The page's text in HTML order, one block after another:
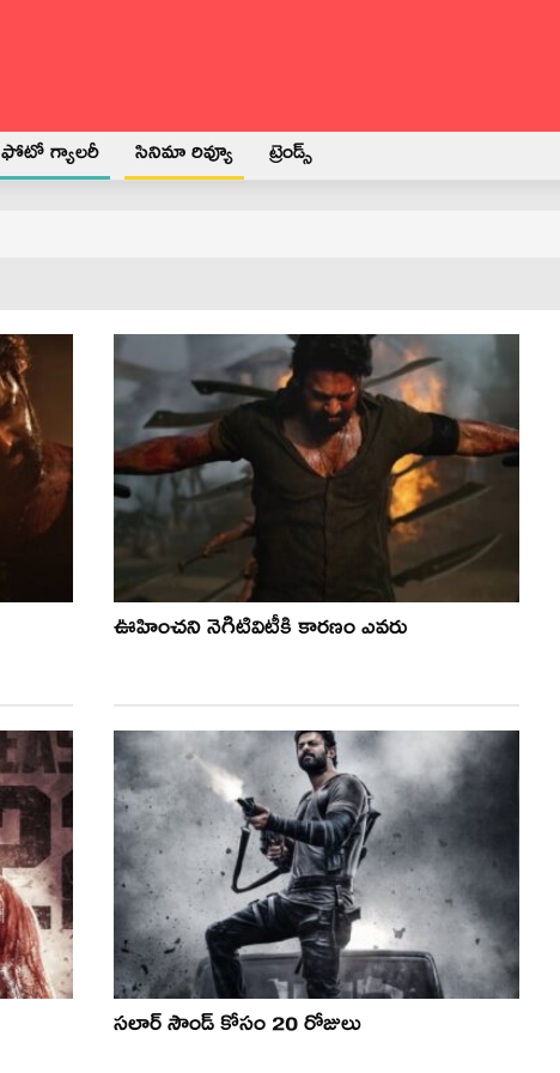
ఫోటో గ్యాలరీ సినిమా రివ్యూ ట్రెండ్స్
ఊహించని నెగిటివిటీకి కారణం ఎవరు
సలార్ సౌండ్ కోసం 20 రోజులు